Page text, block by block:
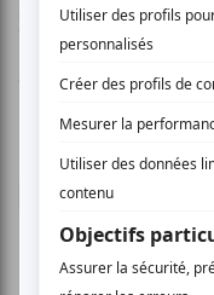
AUCUN
Vous devez
donner un